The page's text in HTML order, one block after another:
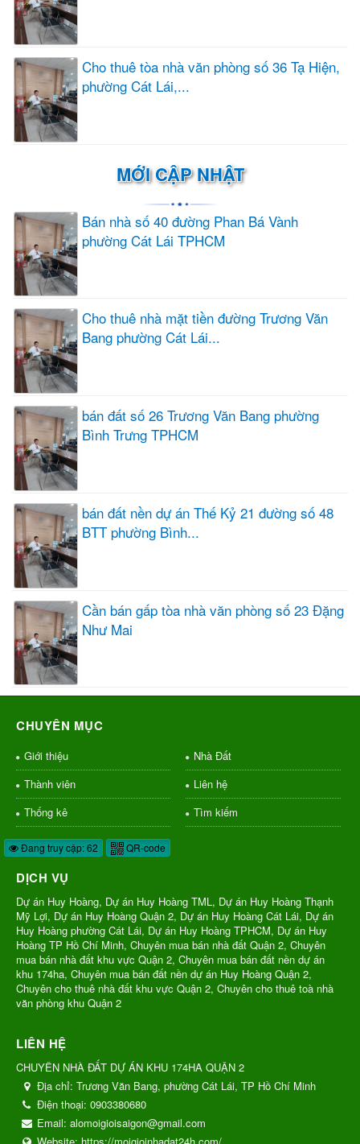
Cho thuê tòa nhà văn phòng số 36 Tạ Hiện,
phường Cát Lái,...
MỚI CẬP NHẬT
Bán nhà số 40 đường Phan Bá Vành
phường Cát Lái TPHCM
Cho thuê nhà mặt tiền đường Trương Văn
Bang phường Cát Lái...
bán đất số 26 Trương Văn Bang phường
Bình Trưng TPHCM
bán đất nền dự án Thế Kỷ 21 đường số 48
BTT phường Bình...
Cần bán gấp tòa nhà văn phòng số 23 Đặng
Như Mai
CHUYÊN MỤC
Giới thiệu
Nhà Đất
Thành viên
Liên hệ
Thống kê
Tìm kiếm
Đang truy cập: 62 QR-code
DỊCH VỤ
Dự án Huy Hoàng, Dự án Huy Hoàng TML, Dự án Huy Hoàng Thạnh
Mỹ Lợi, Dự án Huy Hoàng Quận 2, Dự án Huy Hoàng Cát Lái, Dự án
Huy Hoàng phường Cát Lái, Dự án Huy Hoàng TPHCM, Dự án Huy
Hoàng TP Hồ Chí Minh, Chuyên mua bán nhà đất Quận 2, Chuyên
mua bán nhà đất khu vực Quận 2, Chuyên mua bán đất nền dự án
khu 174ha, Chuyên mua bán đất nền dự án Huy Hoàng Quận 2,
Chuyên cho thuê nhà đất khu vực Quận 2, Chuyên cho thuê toà nhà
văn phòng khu Quận 2
LIÊN HỆ
CHUYÊN NHÀ ĐẤT DỰ ÁN KHU 174HA QUẬN 2
Địa chỉ: Trương Văn Bang, phường Cát Lái, TP Hồ Chí Minh
Điện thoại: 0903380680
Email: alomoigioisaigon@gmail.com